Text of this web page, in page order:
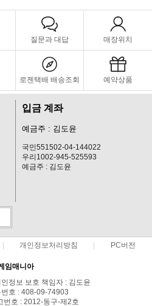
질문과 대답 매장위치
로젠택배 배송조회 예약상품
입금 계좌
예금주 : 김도윤
국민551502-04-144022
우리1002-945-525593
예금주 : 김도윤
개인정보처리방침 PC버전
임매니아
정보 보호 책임자 : 김도윤
호 : 408-09-74903
번호 : 2012-동구-제2호